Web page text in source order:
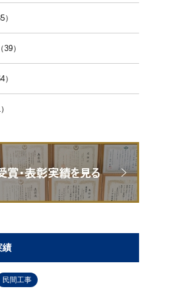
）
績
民間工事